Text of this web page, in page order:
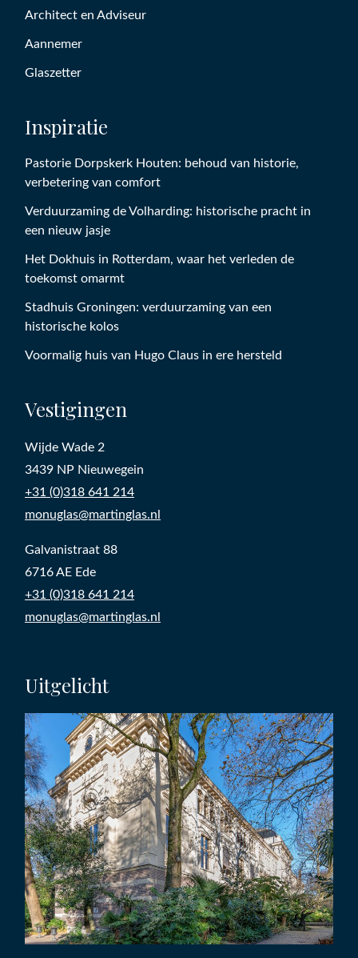
Architect en Adviseur
Aannemer
Glaszetter
Inspiratie
Pastorie Dorpskerk Houten: behoud van historie,
verbetering van comfort
Verduurzaming de Volharding: historische pracht in
een nieuw jasje
Het Dokhuis in Rotterdam, waar het verleden de
toekomst omarmt
Stadhuis Groningen: verduurzaming van een
historische kolos
Voormalig huis van Hugo Claus in ere hersteld
Vestigingen
Wijde Wade 2
3439 NP Nieuwegein
+31 (0)318 641 214
monuglas@martinglas.nl
Galvanistraat 88
6716 AE Ede
+31 (0)318 641 214
monuglas@martinglas.nl
Uitgelicht